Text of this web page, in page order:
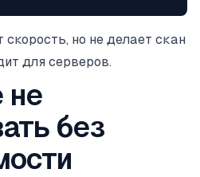
скорость, но не делает скан
для серверов.
не
без